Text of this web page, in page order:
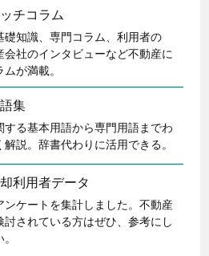
チコラム
礎知識、専門コラム、利用者の
会社のインタビューなど不動産に
が満載。
集
する基本用語から専門用語までわ
説。辞書代わりに活用できる。
利用者データ
ンケートを集計しました。不動産
討されている方はぜひ、参考にし